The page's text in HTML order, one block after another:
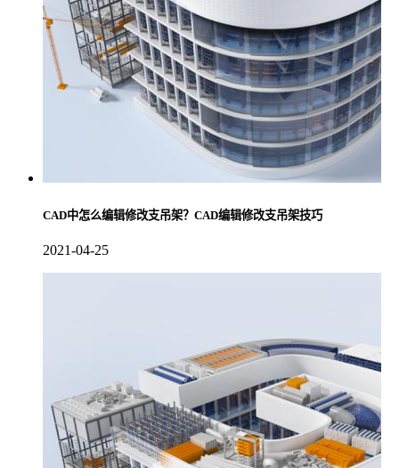
CAD中怎么编辑修改支吊架？CAD编辑修改支吊架技巧
2021-04-25